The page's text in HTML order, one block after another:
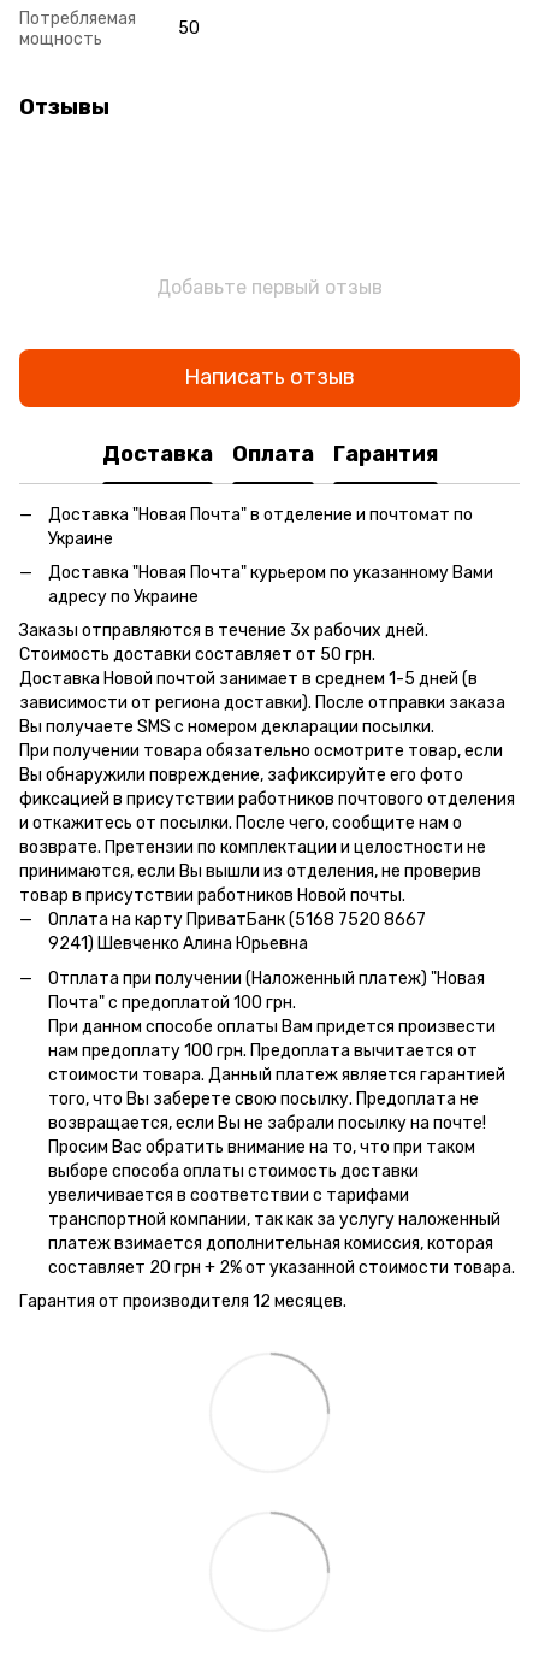
Потребляемая
мощность
50
Отзывы
Добавьте первый отзыв
Написать отзыв
Доставка Оплата Гарантия
Доставка "Новая Почта" в отделение и почтомат по
Украине
Доставка "Новая Почта" курьером по указанному Вами
адресу по Украине
Заказы отправляются в течение 3х рабочих дней.
Стоимость доставки составляет от 50 грн.
Доставка Новой почтой занимает в среднем 1-5 дней (в
зависимости от региона доставки). После отправки заказа
Вы получаете SMS с номером декларации посылки.
При получении товара обязательно осмотрите товар, если
Вы обнаружили повреждение, зафиксируйте его фото
фиксацией в присутствии работников почтового отделения
и откажитесь от посылки. После чего, сообщите нам о
возврате. Претензии по комплектации и целостности не
принимаются, если Вы вышли из отделения, не проверив
товар в присутствии работников Новой почты.
Оплата на карту ПриватБанк (5168 7520 8667
9241) Шевченко Алина Юрьевна
Отплата при получении (Наложенный платеж) "Новая
Почта" с предоплатой 100 грн.
При данном способе оплаты Вам придется произвести
нам предоплату 100 грн. Предоплата вычитается от
стоимости товара. Данный платеж является гарантией
того, что Вы заберете свою посылку. Предоплата не
возвращается, если Вы не забрали посылку на почте!
Просим Вас обратить внимание на то, что при таком
выборе способа оплаты стоимость доставки
увеличивается в соответствии с тарифами
транспортной компании, так как за услугу наложенный
платеж взимается дополнительная комиссия, которая
составляет 20 грн + 2% от указанной стоимости товара.
Гарантия от производителя 12 месяцев.